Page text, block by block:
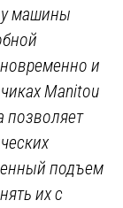
машины
и
Manitou
позволяет
подъем
их с